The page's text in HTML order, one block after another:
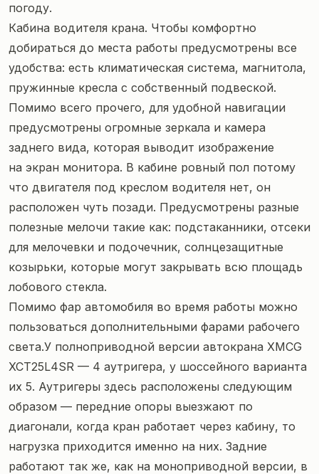
погоду.
Кабина водителя крана. Чтобы комфортно
добираться до места работы предусмотрены все
удобства: есть климатическая система, магнитола,
пружинные кресла с собственный подвеской.
Помимо всего прочего, для удобной навигации
предусмотрены огромные зеркала и камера
заднего вида, которая выводит изображение
на экран монитора. В кабине ровный пол потому
что двигателя под креслом водителя нет, он
расположен чуть позади. Предусмотрены разные
полезные мелочи такие как: подстаканники, отсеки
для мелочевки и подочечник, солнцезащитные
козырьки, которые могут закрывать всю площадь
лобового стекла.
Помимо фар автомобиля во время работы можно
пользоваться дополнительными фарами рабочего
света.У полноприводной версии автокрана XMCG
XCT25L4SR — 4 аутригера, у шоссейного варианта
их 5. Аутригеры здесь расположены следующим
образом — передние опоры выезжают по
диагонали, когда кран работает через кабину, то
нагрузка приходится именно на них. Задние
работают так же, как на моноприводной версии, в